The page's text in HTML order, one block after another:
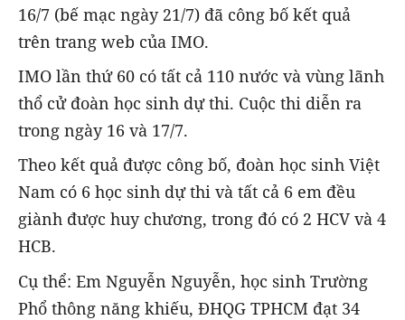
16/7 (bế mạc ngày 21/7) đã công bố kết quả
trên trang web của IMO.
IMO lần thứ 60 có tất cả 110 nước và vùng lãnh
thổ cử đoàn học sinh dự thi. Cuộc thi diễn ra
trong ngày 16 và 17/7.
Theo kết quả được công bố, đoàn học sinh Việt
Nam có 6 học sinh dự thi và tất cả 6 em đều
giành được huy chương, trong đó có 2 HCV và 4
HCB.
Cụ thể: Em Nguyễn Nguyễn, học sinh Trường
Phổ thông năng khiếu, ĐHQG TPHCM đạt 34